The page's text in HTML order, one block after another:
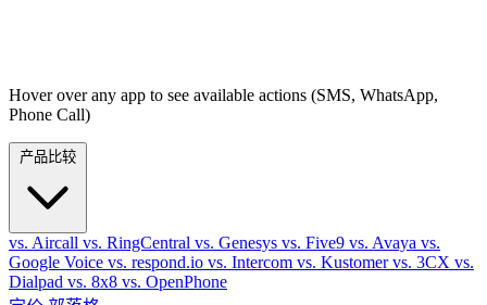
Hover over any app to see available actions (SMS, WhatsApp,
Phone Call)
vs. Aircall vs. RingCentral vs. Genesys vs. Five9 vs. Avaya vs.
Google Voice vs. respond.io vs. Intercom vs. Kustomervs. 3CX vs.
Dialpad vs. 8x8 vs. OpenPhone